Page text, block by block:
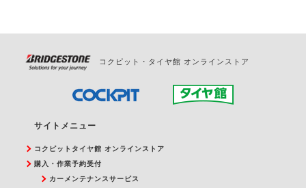
コクピット・タイヤ館 オンラインストア
サイトメニュー
コクピットタイヤ館 オンラインストア
購入・作業予約受付
カーメンテナンスサービス